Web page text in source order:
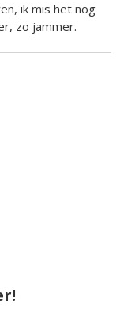
ik mis het nog
zo jammer.